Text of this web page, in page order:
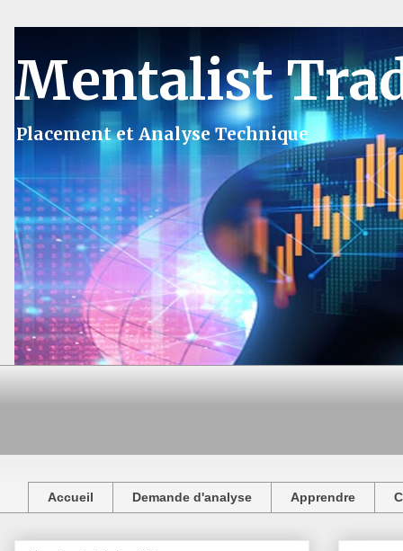
Mentalist
Placement et Analyse Technique
Accueil Demande d'analyse Apprendre